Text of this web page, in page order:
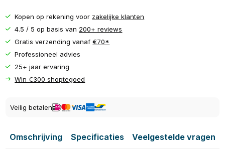
Kopen op rekening voor zakelijke klanten
4.5 / 5 op basis van 200+ reviews
Gratis verzending vanaf€70*
Professioneel advies
25+ jaar ervaring
Win €300 shoptegoed
Veilig betalen
Omschrijving Specificaties Veelgestelde vragen